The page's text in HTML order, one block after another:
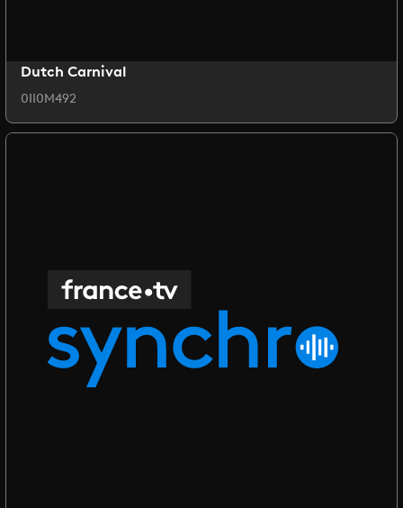
Dutch Carnival
0II0M492